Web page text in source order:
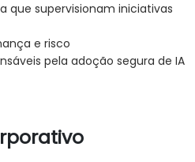
que supervisionam iniciativas
e risco
pela adoção segura de IA